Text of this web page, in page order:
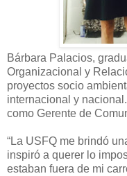
Bárbara Palacios,
Organizacional y
proyectos socio
internacional y
como Gerente de
“La USFQ me brindó
inspiró a querer lo
estaban fuera de mi